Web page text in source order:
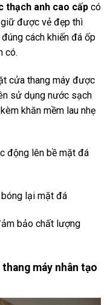
thạch anh cao cấp có
được vẻ đẹp thì
cách khiến đá ốp
có.
cửa thang máy được
sử dụng nước sạch
khăn mềm lau nhẹ
động lên bề mặt đá
lại mặt đá
bảo chất lượng
máy nhân tạo